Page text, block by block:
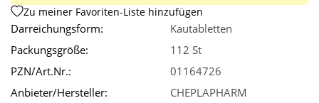
Zu meiner Favoriten-Liste hinzufügen
Darreichungsform:
Kautabletten
Packungsgröße:
112 St
PZN/Art.Nr.:
01164726
Anbieter/Hersteller:
CHEPLAPHARM